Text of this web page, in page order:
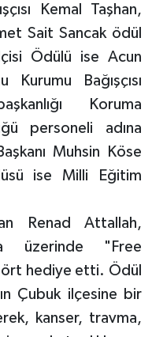
Kemal Taşhan,
Sait Sancak ödül
Ödülü ise Acun
Kurumu Bağışçısı
Koruma
personeli adına
Muhsin Köse
ise Milli Eğitim
Renad Attallah,
üzerinde "Free
hediye etti. Ödül
Çubuk ilçesine bir
kanser, travma,